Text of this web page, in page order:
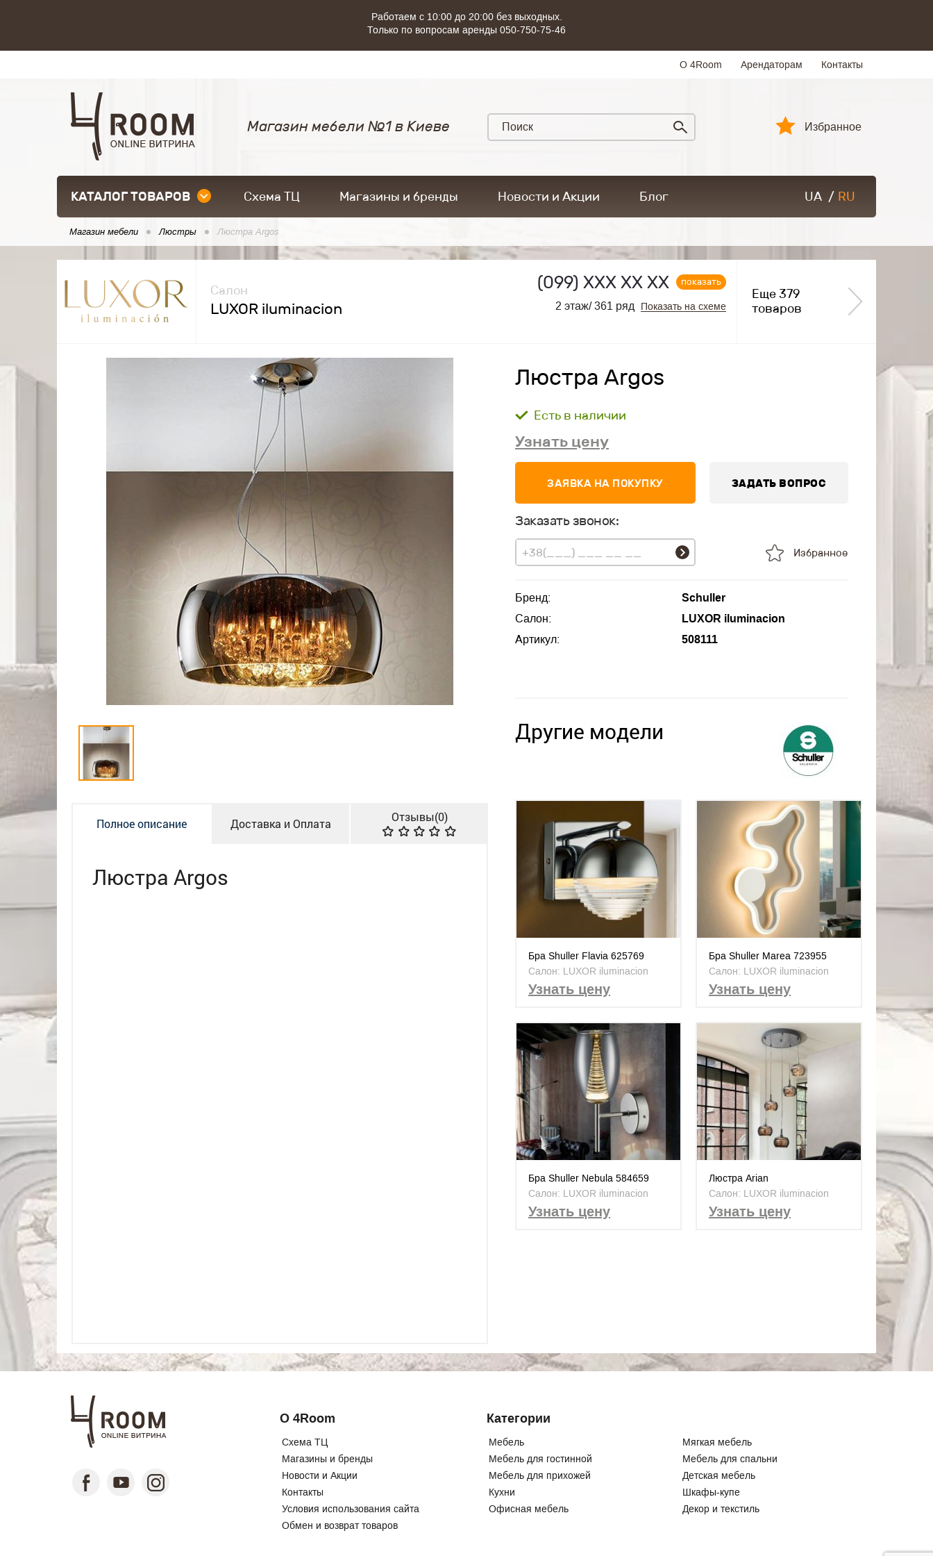
Работаем с 10:00 до 20:00 без выходных.
Только по вопросам аренды 050-750-75-46
О 4Room Арендаторам Контакты
Магазин мебели №1 в Киеве Избранное
КАТАЛОГ ТОВАРОВ Схема ТЦ Магазины и бренды Новости и Акции Блог UA / RU
Магазин мебели Люстры Люстра Argos
Салон
LUXOR iluminacion
(099) ХХХ ХХ ХХ показать
2 этаж/ 361 ряд Показать на схеме
Еще 379
товаров
Полное описание Доставка и Оплата Отзывы(0)
Люстра Argos
Люстра Argos
Есть в наличии
Узнать цену
ЗАЯВКА НА ПОКУПКУ ЗАДАТЬ ВОПРОС
Заказать звонок:
Избранное
Бренд:
Schuller
Салон:
LUXOR iluminacion
Артикул:
508111
Другие модели
Бра Shuller Flavia 625769
Салон: LUXOR iluminacion
Узнать цену
Бра Shuller Marea 723955
Салон: LUXOR iluminacion
Узнать цену
Бра Shuller Nebula 584659
Салон: LUXOR iluminacion
Узнать цену
Люстра Arian
Салон: LUXOR iluminacion
Узнать цену
О 4Room
Схема ТЦ
Магазины и бренды
Новости и Акции
Контакты
Условия использования сайта
Обмен и возврат товаров
Категории
Мебель
Мягкая мебель
Мебель для гостинной
Мебель для спальни
Мебель для прихожей
Детская мебель
Кухни
Шкафы-купе
Офисная мебель
Декор и текстиль